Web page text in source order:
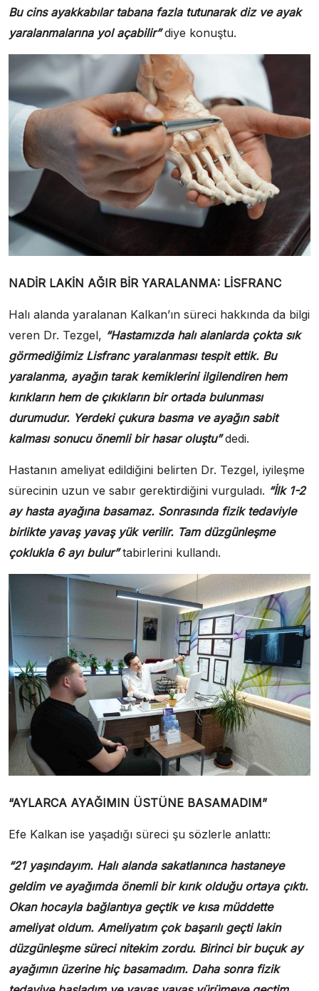
Bu cins ayakkabılar tabana fazla tutunarak diz ve ayak
yaralanmalarına yol açabilir”diye konuştu.
NADİR LAKİN AĞIR BİR YARALANMA: LİSFRANC
Halı alanda yaralanan Kalkan’ın süreci hakkında da bilgi
veren Dr. Tezgel, “Hastamızda halı alanlarda çokta sık
görmediğimiz Lisfranc yaralanması tespit ettik. Bu
yaralanma, ayağın tarak kemiklerini ilgilendiren hem
kırıkların hem de çıkıkların bir ortada bulunması
durumudur. Yerdeki çukura basma ve ayağın sabit
kalması sonucu önemli bir hasar oluştu”dedi.
Hastanın ameliyat edildiğini belirten Dr. Tezgel, iyileşme
sürecinin uzun ve sabır gerektirdiğini vurguladı. “İlk 1-2
ay hasta ayağına basamaz. Sonrasında fizik tedaviyle
birlikte yavaş yavaş yük verilir. Tam düzgünleşme
çoklukla 6 ayı bulur”tabirlerini kullandı.
“AYLARCA AYAĞIMIN ÜSTÜNE BASAMADIM”
Efe Kalkan ise yaşadığı süreci şu sözlerle anlattı:
“21 yaşındayım. Halı alanda sakatlanınca hastaneye
geldim ve ayağımda önemli bir kırık olduğu ortaya çıktı.
Okan hocayla bağlantıya geçtik ve kısa müddette
ameliyat oldum. Ameliyatım çok başarılı geçti lakin
düzgünleşme süreci nitekim zordu. Birinci bir buçuk ay
ayağımın üzerine hiç basamadım. Daha sonra fizik